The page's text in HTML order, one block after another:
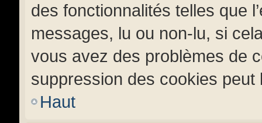
des fonctionnalités telles que
messages, lu ou non-lu, si
vous avez des problèmes de
suppression des cookies peut
Haut